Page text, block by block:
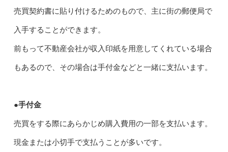
売買契約書に貼り付けるためのもので、主に街の郵便局で
入手することができます。
前もって不動産会社が収入印紙を用意してくれている場合
もあるので、その場合は手付金などと一緒に支払います。
●手付金
売買をする際にあらかじめ購入費用の一部を支払います。
現金または小切手で支払うことが多いです。